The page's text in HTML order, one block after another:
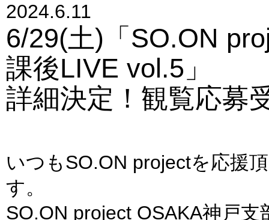
2024.6.11
6/29(土)「SO.ON
課後LIVE vol.5」
詳細決定！観覧応募
いつもSO.ON projectを応援
す。
SO.ON project OSAKA神戸支